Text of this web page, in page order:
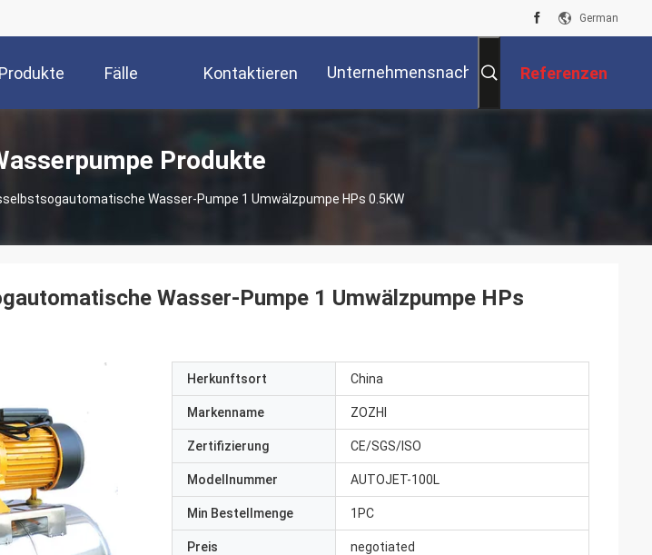
German
Produkte Fälle Kontaktieren UnternehmensnachrichtenReferenzen
Produkte
Wasser-Pumpe 1 Umwälzpumpe HPs 0.5KW
Wasser-Pumpe 1 Umwälzpumpe HPs
Herkunftsort China
Markenname ZOZHI
Zertifizierung CE/SGS/ISO
Modellnummer AUTOJET-100L
Min Bestellmenge 1PC
Preis negotiated